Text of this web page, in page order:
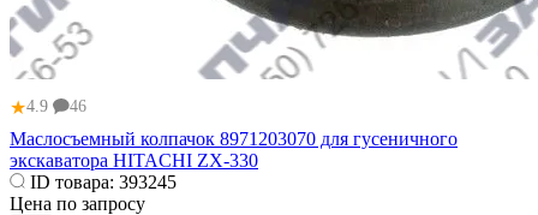
★4.9 46
Маслосъемный колпачок 8971203070 для гусеничного
экскаватора HITACHI ZX-330
ID товара: 393245
Цена по запросу